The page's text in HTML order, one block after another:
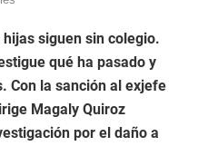
siguen sin colegio.
qué ha pasado y
Con la sanción al exjefe
Magaly Quiroz
por el daño a